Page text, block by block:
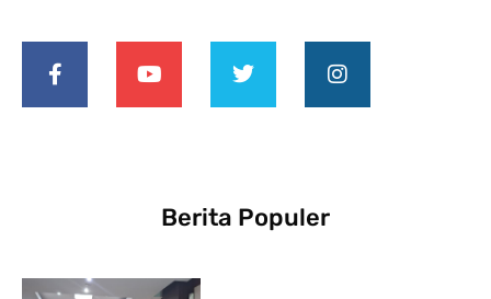
Berita Populer